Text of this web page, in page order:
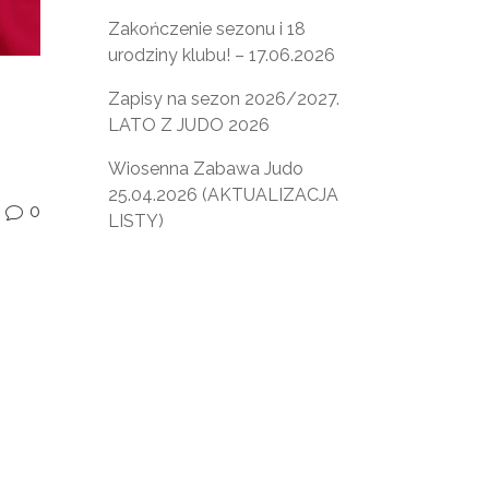
v 0
Zakończenie sezonu i 18
urodziny klubu! – 17.06.2026
Zapisy na sezon 2026/2027.
LATO Z JUDO 2026
Wiosenna Zabawa Judo
25.04.2026 (AKTUALIZACJA
LISTY)